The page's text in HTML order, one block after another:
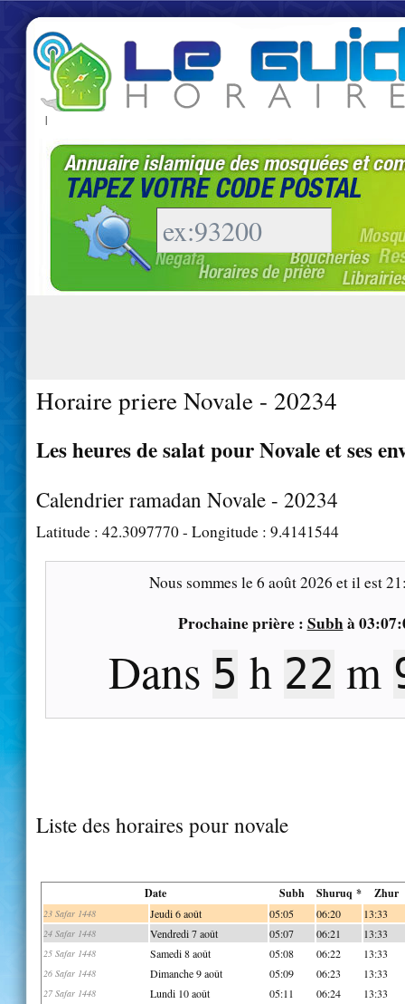
|
Horaire priere Novale - 20234
Les heures de salat pour Novale et ses
Calendrier ramadan Novale - 20234
Latitude : 42.3097770- Longitude : 9.4141544
Nous sommes le6 août 2026 et il est
Prochaine prière : Subhà
Dans 5 h 22 m
Liste des horaires pour novale
Date Subh Shuruq * Zhur
23 Safar 1448 Jeudi 6 août 05:05 06:20 13:33
24 Safar 1448 Vendredi 7 août 05:07 06:21 13:33
25 Safar 1448 Samedi 8 août 05:08 06:22 13:33
26 Safar 1448 Dimanche 9 août 05:09 06:23 13:33
27 Safar 1448 Lundi 10 août 05:11 06:24 13:33